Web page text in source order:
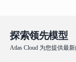
探索领先模型
Atlas Cloud 为您提供最